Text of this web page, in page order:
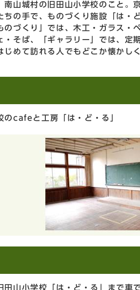
南山城村の旧田山小学校のこと
ちの手で、ものづくり施設「は・
のづくり」では、木工・ガラス・
・そば、「ギャラリー」では、
じめて訪れる人でもどこか懐かし
のcafeと工房「は・ど・る」
田山小学校「は・ど・る」まで車